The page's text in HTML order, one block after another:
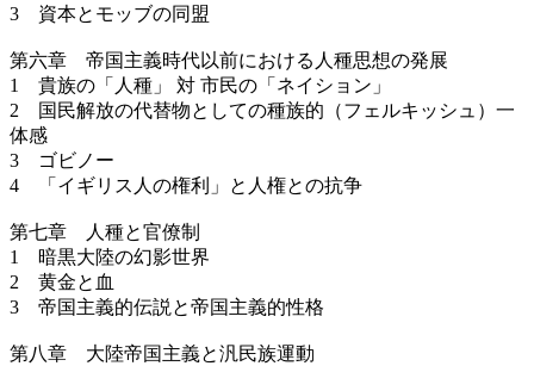
3 資本とモッブの同盟
第六章 帝国主義時代以前における人種思想の発展
1 貴族の「人種」 対 市民の「ネイション」
2 国民解放の代替物としての種族的（フェルキッシュ）一
体感
3 ゴビノー
4 「イギリス人の権利」と人権との抗争
第七章 人種と官僚制
1 暗黒大陸の幻影世界
2 黄金と血
3 帝国主義的伝説と帝国主義的性格
第八章 大陸帝国主義と汎民族運動